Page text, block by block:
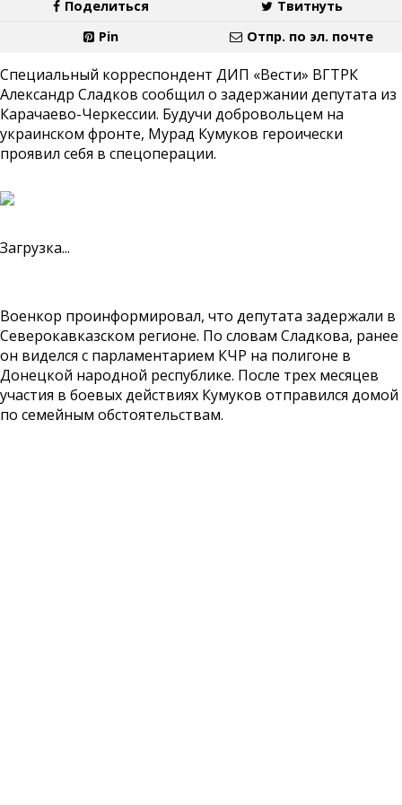
Поделиться
Твитнуть
Pin
Отпр. по эл. почте
Специальный корреспондент ДИП «Вести» ВГТРК
Александр Сладков сообщил о задержании депутата из
Карачаево-Черкессии. Будучи добровольцем на
украинском фронте, Мурад Кумуков героически
проявил себя в спецоперации.
Загрузка...
Военкор проинформировал, что депутата задержали в
Северокавказском регионе. По словам Сладкова, ранее
он виделся с парламентарием КЧР на полигоне в
Донецкой народной республике. После трех месяцев
участия в боевых действиях Кумуков отправился домой
по семейным обстоятельствам.